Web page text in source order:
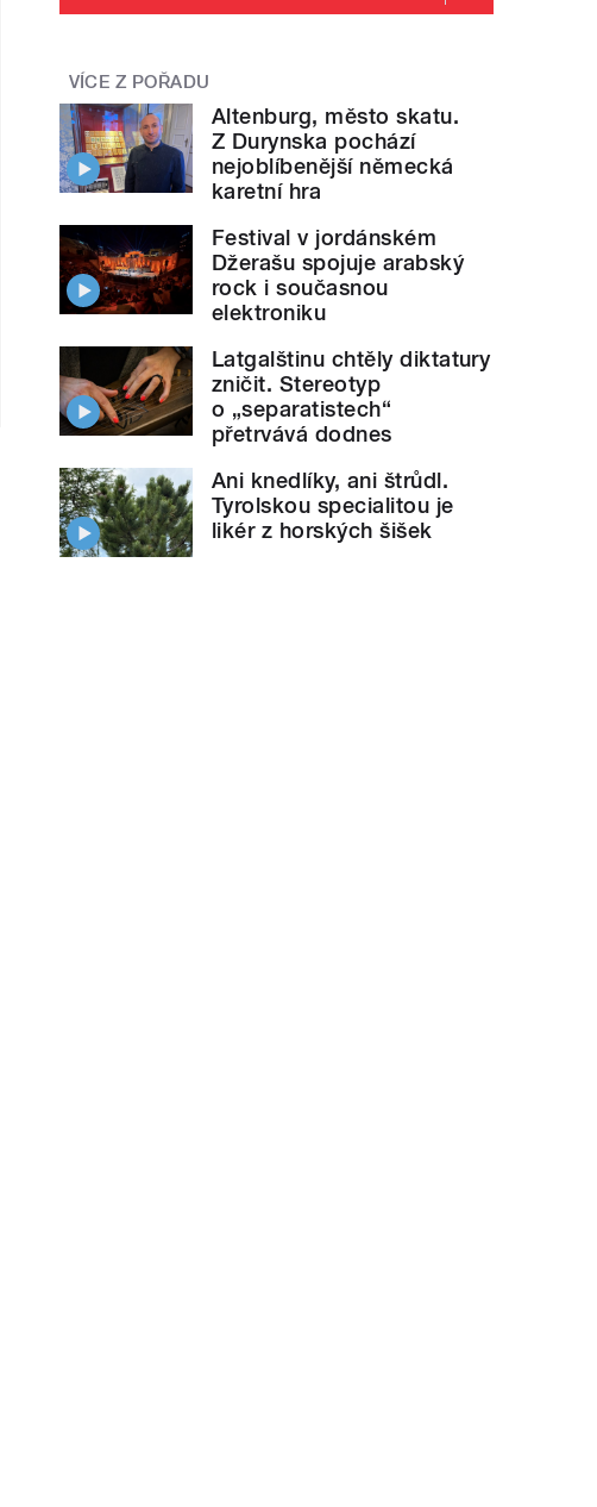
VÍCE Z POŘADU
Altenburg, město skatu.
Z Durynska pochází
nejoblíbenější německá
karetní hra
Festival v jordánském
Džerašu spojuje arabský
rock i současnou
elektroniku
Latgalštinu chtěly diktatury
zničit. Stereotyp
o „separatistech“
přetrvává dodnes
Ani knedlíky, ani štrůdl.
Tyrolskou specialitou je
likér z horských šišek